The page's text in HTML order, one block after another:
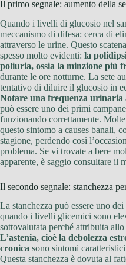
Il primo segnale: aumento della
Quando i livelli di glucosio nel
meccanismo di difesa: cerca di
attraverso le urine. Questo
spesso molto evidenti: la
poliuria, ossia la minzione più
durante le ore notturne. La sete
tentativo di diluire il glucosio in
Notare una frequenza urinaria
può essere uno dei primi
funzionando correttamente.
questo sintomo a causes banali,
stagione, perdendo così
problema. Se vi trovate a bere
apparente, è saggio consultare il
Il secondo segnale: stanchezza
La stanchezza può essere uno
quando i livelli glicemici sono
sottovalutata perché attribuita
L’astenia, cioè la debolezza
cronica sono sintomi
Questa stanchezza è dovuta al